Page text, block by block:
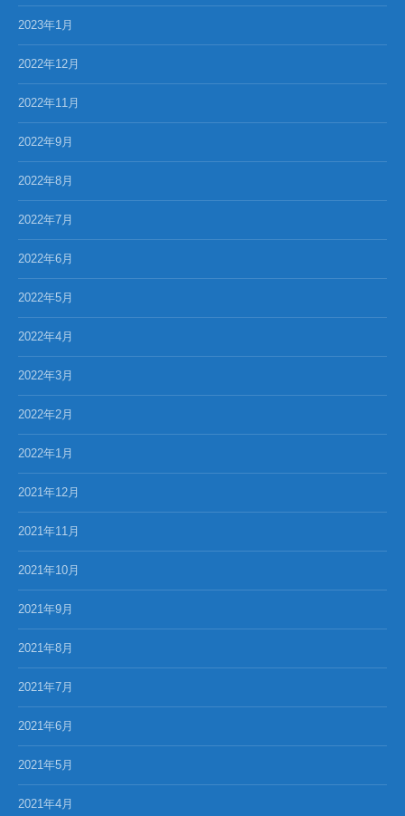
2023年1月
2022年12月
2022年11月
2022年9月
2022年8月
2022年7月
2022年6月
2022年5月
2022年4月
2022年3月
2022年2月
2022年1月
2021年12月
2021年11月
2021年10月
2021年9月
2021年8月
2021年7月
2021年6月
2021年5月
2021年4月